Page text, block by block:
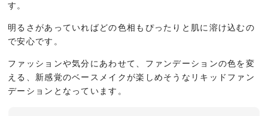
す。
明るさがあっていればどの色相もぴったりと肌に溶け込むの
で安心です。
ファッションや気分にあわせて、ファンデーションの色を変
える、新感覚のベースメイクが楽しめそうなリキッドファン
デーションとなっています。